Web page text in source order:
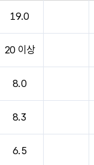
19.0
20 이상
8.0
8.3
6.5